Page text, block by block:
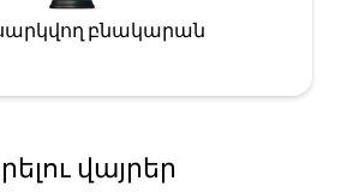
բնակարան
վայրեր